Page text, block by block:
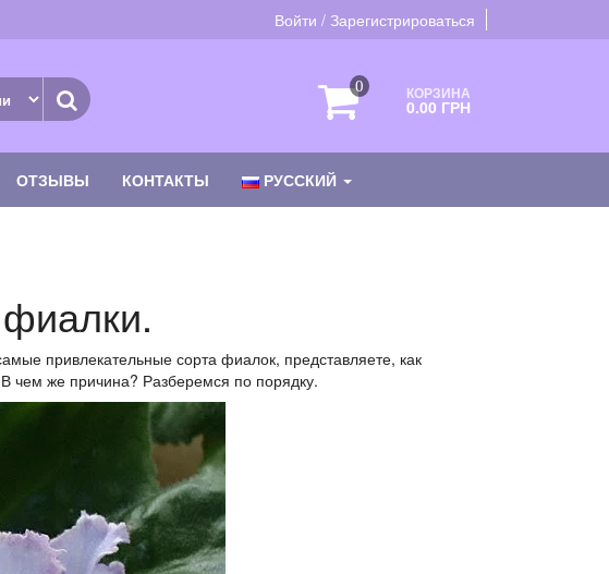
Войти / Зарегистрироваться
0 КОРЗИНА
0.00 ГРН
ОТЗЫВЫ КОНТАКТЫ РУССКИЙ
привлекательные сорта фиалок, представляете, как
чем же причина? Разберемся по порядку.